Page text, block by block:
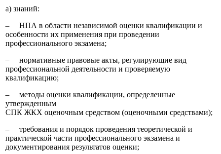
а) знаний:
‒ НПА в области независимой оценки квалификации и
особенности их применения при проведении
профессионального экзамена;
‒ нормативные правовые акты, регулирующие вид
профессиональной деятельности и проверяемую
квалификацию;
‒ методы оценки квалификации, определенные
утвержденным
СПК ЖКХ оценочным средством (оценочными средствами);
‒ требования и порядок проведения теоретической и
практической части профессионального экзамена и
документирования результатов оценки;